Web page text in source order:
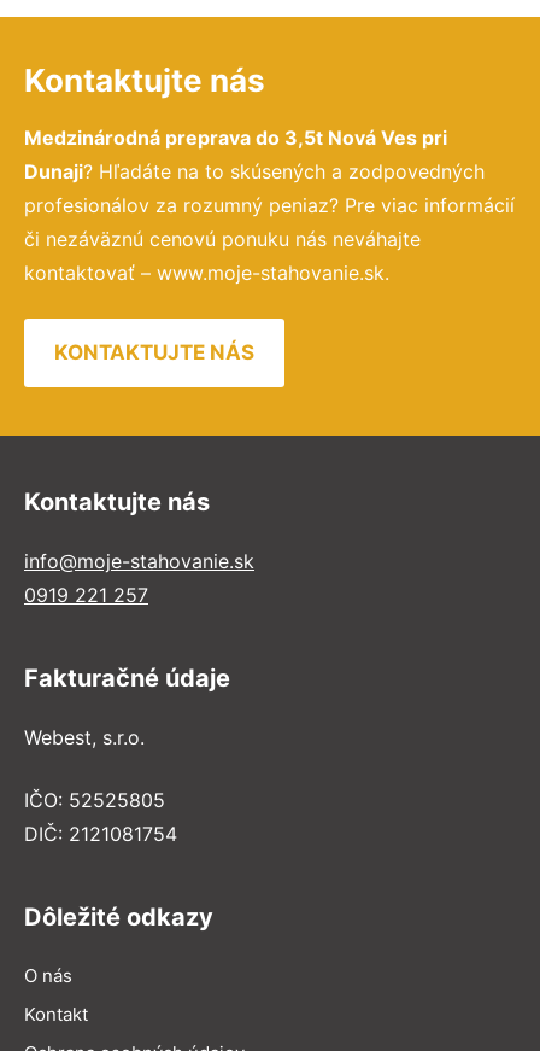
Kontaktujte nás
Medzinárodná preprava do 3,5t Nová Ves pri
Dunaji? Hľadáte na to skúsených a zodpovedných
profesionálov za rozumný peniaz? Pre viac informácií
či nezáväznú cenovú ponuku nás neváhajte
kontaktovať – www.moje-stahovanie.sk.
KONTAKTUJTE NÁS
Kontaktujte nás
info@moje-stahovanie.sk
0919 221 257
Fakturačné údaje
Webest, s.r.o.
IČO: 52525805
DIČ: 2121081754
Dôležité odkazy
O nás
Kontakt